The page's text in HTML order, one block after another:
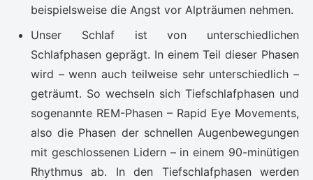
beispielsweise die Angst vor Alpträumen nehmen.
Unser Schlaf ist von unterschiedlichen
Schlafphasen geprägt. In einem Teil dieser Phasen
wird – wenn auch teilweise sehr unterschiedlich –
geträumt. So wechseln sich Tiefschlafphasen und
sogenannte REM-Phasen – Rapid Eye Movements,
also die Phasen der schnellen Augenbewegungen
mit geschlossenen Lidern – in einem 90-minütigen
Rhythmus ab. In den Tiefschlafphasen werden